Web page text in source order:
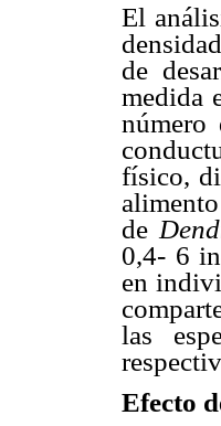
El
de
medida
número
físico,
de
0,4- 6
en
las
Efecto